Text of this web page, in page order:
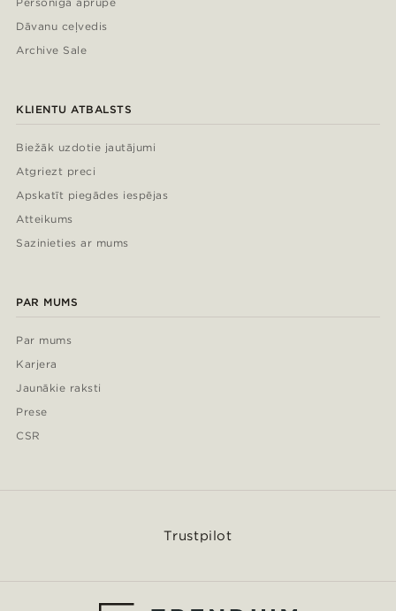
Dāvanu ceļvedis
Archive Sale
KLIENTU ATBALSTS
Biežāk uzdotie jautājumi
Atgriezt preci
Apskatīt piegādes iespējas
Atteikums
Sazinieties ar mums
PAR MUMS
Par mums
Karjera
Jaunākie raksti
Prese
CSR
Trustpilot